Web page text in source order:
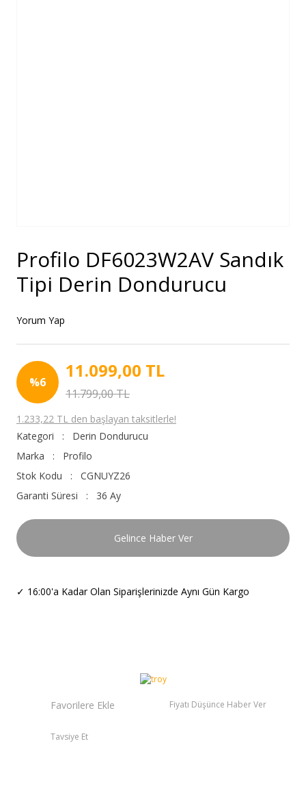
Profilo DF6023W2AV Sandık
Tipi Derin Dondurucu
Yorum Yap
%6
11.099,00 TL
11.799,00 TL
1.233,22 TL den başlayan taksitlerle!
Kategori
Derin Dondurucu
Marka
Profilo
Stok Kodu
CGNUYZ26
Garanti Süresi
36 Ay
Gelince Haber Ver
✓ 16:00'a Kadar Olan Siparişlerinizde Aynı Gün Kargo
Fiyatı Düşünce Haber Ver
Tavsiye Et